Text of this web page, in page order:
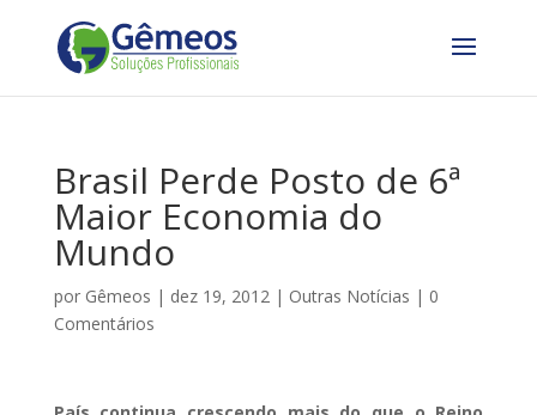
Brasil Perde Posto de 6ª
Maior Economia do
Mundo
por Gêmeos | dez 19, 2012| Outras Notícias | 0
Comentários